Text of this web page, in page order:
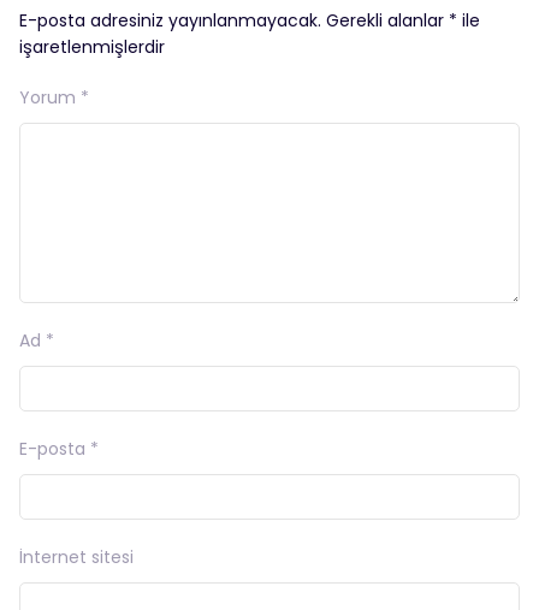
E-posta adresiniz yayınlanmayacak. Gerekli alanlar * ile
işaretlenmişlerdir
Yorum *
Ad *
E-posta *
İnternet sitesi